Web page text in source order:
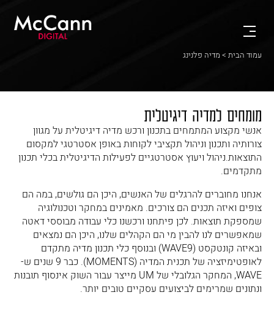
עמוד הבית > מדיה פלנינג
מומחים למדיה דיגיטלית
אנשי מקצוע המתמחים בתכנון ורכש מדיה דיגיטלית על מגוון
צורותיה ותכנון וניהול תקציבי לקוחות באופן אסטרטגי למקסום
התוצאות.ניהול ויעוץ אסטרטגיים לפעילות הדיגיטלית בכלי תכנון
מתקדמים.
אנחנו מחוברים להרגלים של האנשים, היכן הם גולשים, במה הם
צופים ואיזה תכנים הם צורכים. מאמינים במחקר וטכנולוגיה
שמספקת תוצאות. לכן פיתחנו ורכשנו כלי עבודה מבוססי דאטה
שמאפשרים לנו להבין מי הם הקהלים שלנו, היכן הם נמצאים
ובאיזה קונטקסט (WAVE9) ובנוסף כלי תכנון מדיה מתקדם
לאופטימיזציה של תכנית המדיה (MOMENTS). כבר 9 שנים ש-
WAVE, המחקר הגלובלי של UM מייצר עבור השוק אינסוף תובנות
ונתונים שמרימים לביצועים עסקיים טובים יותר.